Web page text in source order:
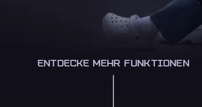
ENTDECKE MEHR FUNKTIONEN